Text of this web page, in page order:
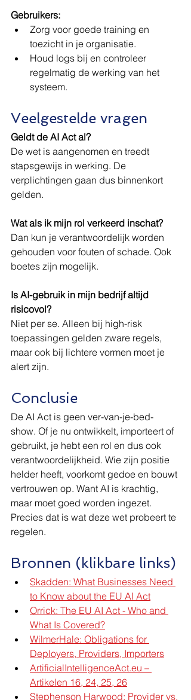
Gebruikers:
Zorg voor goede training en
toezicht in je organisatie.
Houd logs bij en controleer
regelmatig de werking van het
systeem.
Veelgestelde vragen
Geldt de AI Act al?
De wet is aangenomen en treedt
stapsgewijs in werking. De
verplichtingen gaan dus binnenkort
gelden.
Wat als ik mijn rol verkeerd inschat?
Dan kun je verantwoordelijk worden
gehouden voor fouten of schade. Ook
boetes zijn mogelijk.
Is AI-gebruik in mijn bedrijf altijd
risicovol?
Niet per se. Alleen bij high-risk
toepassingen gelden zware regels,
maar ook bij lichtere vormen moet je
alert zijn.
Conclusie
De AI Act is geen ver-van-je-bed-
show. Of je nu ontwikkelt, importeert of
gebruikt, je hebt een rol en dus ook
verantwoordelijkheid. Wie zijn positie
helder heeft, voorkomt gedoe en bouwt
vertrouwen op. Want AI is krachtig,
maar moet goed worden ingezet.
Precies dat is wat deze wet probeert te
regelen.
Bronnen (klikbare links)
Skadden: What Businesses Need
to Know about the EU AI Act
Orrick: The EU AI Act - Who and
What Is Covered?
WilmerHale: Obligations for
Deployers, Providers, Importers
ArtificialIntelligenceAct.eu –
Artikelen 16, 24, 25, 26
Stephenson Harwood: Provider vs.